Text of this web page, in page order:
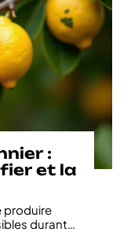
:
et la
produire
durant…